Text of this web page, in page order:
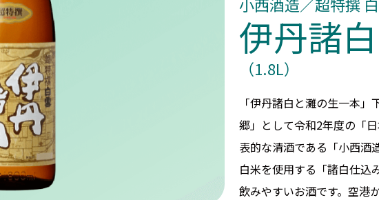
伊丹諸
（1.8L）
「伊丹諸白と灘の生一本
郷」として令和2年度の「
表的な清酒である「小西酒
白米を使用する「諸白仕込
飲みやすいお酒です。空港